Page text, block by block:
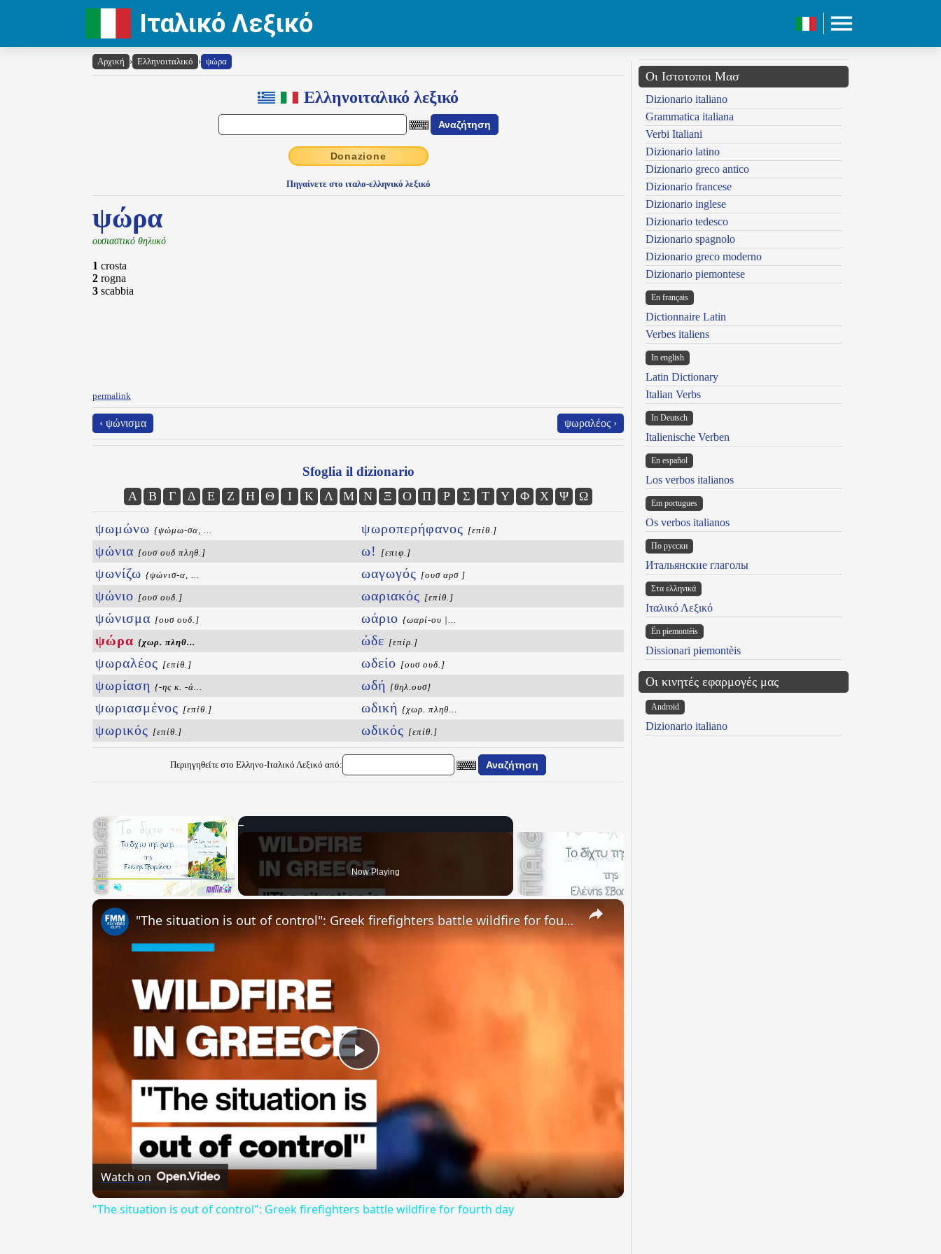
Ιταλικό Λεξικό
Αρχική › Ελληνοιταλικό › ψώρα
Ελληνοιταλικό λεξικό
Donazione
Πηγαίνετε στο ιταλο-ελληνικό λεξικό
ψώρα
ουσιαστικό θηλυκό
1 crosta
2 rogna
3 scabbia
permalink
‹ ψώνισμα ψωραλέος ›
Sfoglia il dizionario
Α Β Γ Δ Ε Ζ Η Θ Ι Κ Λ Μ Ν Ξ Ο Π Ρ Σ Τ Υ Φ Χ Ψ Ω
ψωμώνω {ψώμω-σα, ...
ψώνια [ουσ ουδ πληθ.]
ψωνίζω {ψώνισ-α, ...
ψώνιο [ουσ ουδ.]
ψώνισμα [ουσ ουδ.]
ψώρα {χωρ. πληθ...
ψωραλέος [επίθ.]
ψωρίαση {-ης κ. -ά...
ψωριασμένος [επίθ.]
ψωρικός [επίθ.]
ψωροπερήφανος [επίθ.]
ω! [επιφ.]
ωαγωγός [ουσ αρσ ]
ωαριακός [επίθ.]
ωάριο {ωαρί-ου |...
ώδε [επίρ.]
ωδείο [ουσ ουδ.]
ωδή [θηλ.ουσ]
ωδική {χωρ. πληθ...
ωδικός [επίθ.]
Περιηγηθείτε στο Ελληνο-Ιταλικό Λεξικό από:
×
Now Playing
×
Play
Video
"The situation is out of control": Greek firefighters battle wildfire for fourth day
Watch on
"The situation is out of control": Greek firefighters battle wildfire for fourth day
Οι Ιστοτοποι Μασ
Dizionario italiano
Grammatica italiana
Verbi Italiani
Dizionario latino
Dizionario greco antico
Dizionario francese
Dizionario inglese
Dizionario tedesco
Dizionario spagnolo
Dizionario greco moderno
Dizionario piemontese
En français
Dictionnaire Latin
Verbes italiens
In english
Latin Dictionary
Italian Verbs
In Deutsch
Italienische Verben
En español
Los verbos italianos
Em portugues
Os verbos italianos
По русски
Итальянские глаголы
Στα ελληνικά
Ιταλικό Λεξικό
Ën piemontèis
Dissionari piemontèis
Οι κινητές εφαρμογές μας
Android
Dizionario italiano